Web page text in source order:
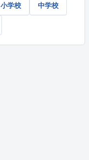
小学校 中学校